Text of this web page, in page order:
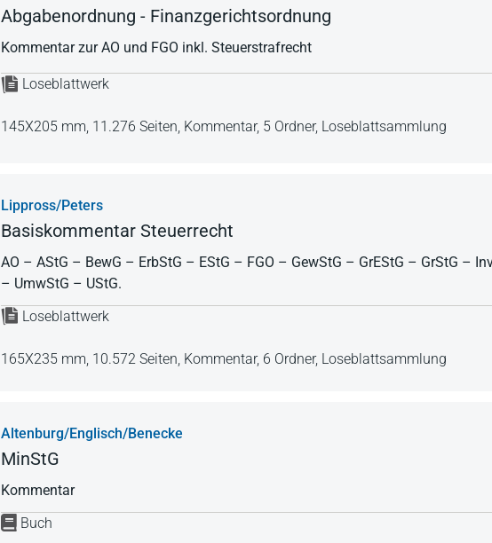
Abgabenordnung - Finanzgerichtsordnung
Kommentar zur AO und FGO inkl. Steuerstrafrecht
Loseblattwerk
145X205 mm, 11.276 Seiten, Kommentar, 5 Ordner, Loseblattsammlung
Lippross/Peters
Basiskommentar Steuerrecht
AO – AStG – BewG – ErbStG – EStG – FGO – GewStG – GrEStG – GrStG –
– UmwStG – UStG.
Loseblattwerk
165X235 mm, 10.572 Seiten, Kommentar, 6 Ordner, Loseblattsammlung
Altenburg/Englisch/Benecke
MinStG
Kommentar
Buch